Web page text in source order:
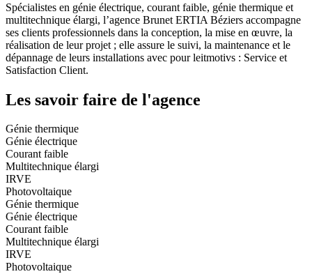
Spécialistes en génie électrique, courant faible, génie thermique et
multitechnique élargi, l’agence Brunet ERTIA Béziers accompagne
ses clients professionnels dans la conception, la mise en œuvre, la
réalisation de leur projet ; elle assure le suivi, la maintenance et le
dépannage de leurs installations avec pour leitmotivs : Service et
Satisfaction Client.
Les savoir faire de l'agence
Génie thermique
Génie électrique
Courant faible
Multitechnique élargi
IRVE
Photovoltaique
Génie thermique
Génie électrique
Courant faible
Multitechnique élargi
IRVE
Photovoltaique